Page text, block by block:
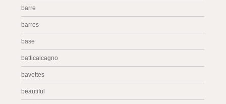
barre
barres
base
batticalcagno
bavettes
beautiful